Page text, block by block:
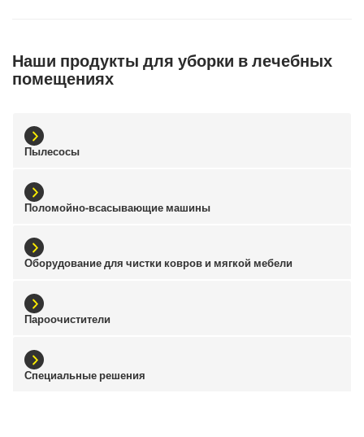
Наши продукты для уборки в лечебных
помещениях
Пылесосы
Поломойно-всасывающие машины
Оборудование для чистки ковров и мягкой мебели
Пароочистители
Специальные решения